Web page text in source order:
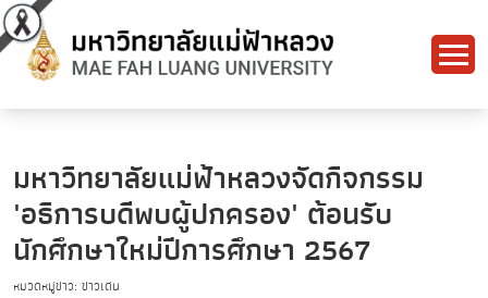
มหาวิทยาลัยแม่ฟ้าหลวงจัดกิจกรรม
'อธิการบดีพบผู้ปกครอง' ต้อนรับ
นักศึกษาใหม่ปีการศึกษา 2567
หมวดหมู่ข่าว: ข่าวเด่น